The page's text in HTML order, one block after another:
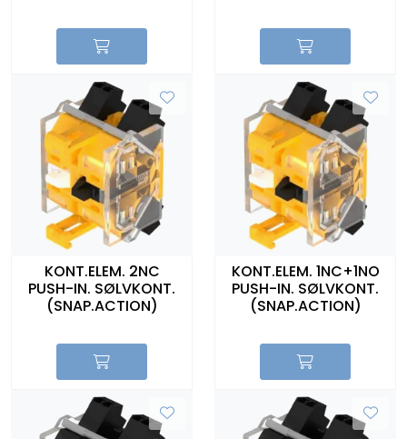
KONT.ELEM. 2NC
PUSH-IN. SØLVKONT.
(SNAP.ACTION)
KONT.ELEM. 1NC+1NO
PUSH-IN. SØLVKONT.
(SNAP.ACTION)